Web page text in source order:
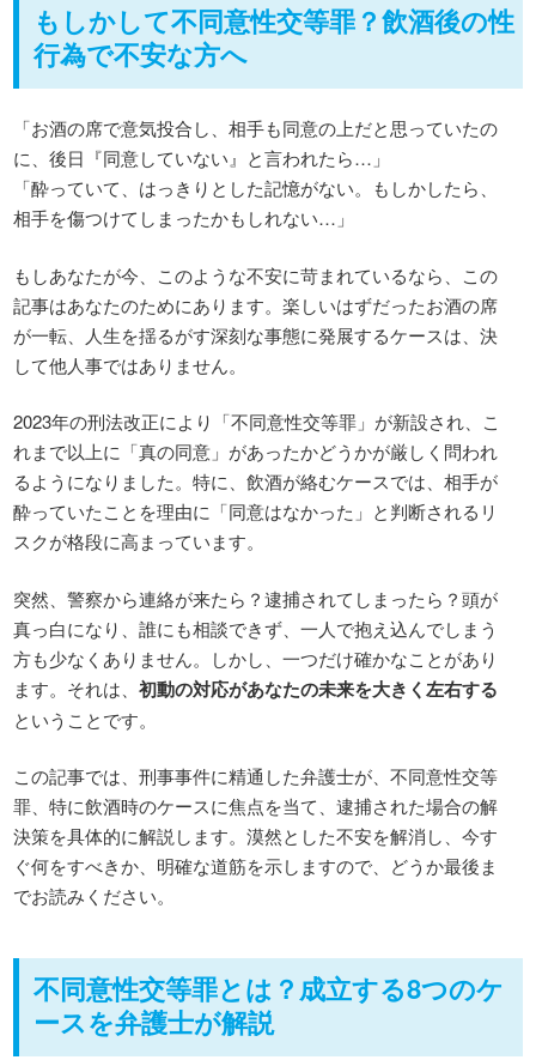
もしかして不同意性交等罪？飲酒後の性
行為で不安な方へ
「お酒の席で意気投合し、相手も同意の上だと思っていたの
に、後日『同意していない』と言われたら…」
「酔っていて、はっきりとした記憶がない。もしかしたら、
相手を傷つけてしまったかもしれない…」
もしあなたが今、このような不安に苛まれているなら、この
記事はあなたのためにあります。楽しいはずだったお酒の席
が一転、人生を揺るがす深刻な事態に発展するケースは、決
して他人事ではありません。
2023年の刑法改正により「不同意性交等罪」が新設され、こ
れまで以上に「真の同意」があったかどうかが厳しく問われ
るようになりました。特に、飲酒が絡むケースでは、相手が
酔っていたことを理由に「同意はなかった」と判断されるリ
スクが格段に高まっています。
突然、警察から連絡が来たら？逮捕されてしまったら？頭が
真っ白になり、誰にも相談できず、一人で抱え込んでしまう
方も少なくありません。しかし、一つだけ確かなことがあり
ます。それは、初動の対応があなたの未来を大きく左右する
ということです。
この記事では、刑事事件に精通した弁護士が、不同意性交等
罪、特に飲酒時のケースに焦点を当て、逮捕された場合の解
決策を具体的に解説します。漠然とした不安を解消し、今す
ぐ何をすべきか、明確な道筋を示しますので、どうか最後ま
でお読みください。
不同意性交等罪とは？成立する8つのケ
ースを弁護士が解説